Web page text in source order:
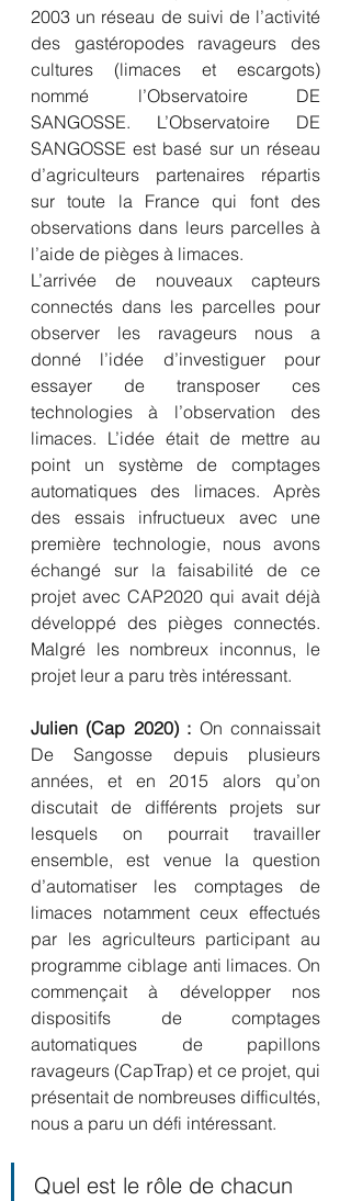
2003 un réseau de suivi de l’activité
des gastéropodes ravageurs des
cultures (limaces et escargots)
nommé l’Observatoire DE
SANGOSSE. L’Observatoire DE
SANGOSSE est basé sur un réseau
d’agriculteurs partenaires répartis
sur toute la France qui font des
observations dans leurs parcelles à
l’aide de pièges à limaces.
L’arrivée de nouveaux capteurs
connectés dans les parcelles pour
observer les ravageurs nous a
donné l’idée d’investiguer pour
essayer de transposer ces
technologies à l’observation des
limaces. L’idée était de mettre au
point un système de comptages
automatiques des limaces. Après
des essais infructueux avec une
première technologie, nous avons
échangé sur la faisabilité de ce
projet avec CAP2020 qui avait déjà
développé des pièges connectés.
Malgré les nombreux inconnus, le
projet leur a paru très intéressant.
Julien (Cap 2020) : On connaissait
De Sangosse depuis plusieurs
années, et en 2015 alors qu’on
discutait de différents projets sur
lesquels on pourrait travailler
ensemble, est venue la question
d’automatiser les comptages de
limaces notamment ceux effectués
par les agriculteurs participant au
programme ciblage anti limaces. On
commençait à développer nos
dispositifs de comptages
automatiques de papillons
ravageurs (CapTrap) et ce projet, qui
présentait de nombreuses difficultés,
nous a paru un défi intéressant.
Quel est le rôle de chacun